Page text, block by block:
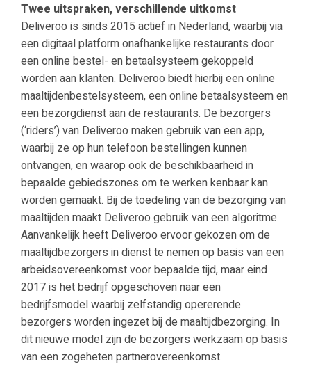
Twee uitspraken, verschillende uitkomst
Deliveroo is sinds 2015 actief in Nederland, waarbij via
een digitaal platform onafhankelijke restaurants door
een online bestel- en betaalsysteem gekoppeld
worden aan klanten. Deliveroo biedt hierbij een online
maaltijdenbestelsysteem, een online betaalsysteem en
een bezorgdienst aan de restaurants. De bezorgers
(‘riders’) van Deliveroo maken gebruik van een app,
waarbij ze op hun telefoon bestellingen kunnen
ontvangen, en waarop ook de beschikbaarheid in
bepaalde gebiedszones om te werken kenbaar kan
worden gemaakt. Bij de toedeling van de bezorging van
maaltijden maakt Deliveroo gebruik van een algoritme.
Aanvankelijk heeft Deliveroo ervoor gekozen om de
maaltijdbezorgers in dienst te nemen op basis van een
arbeidsovereenkomst voor bepaalde tijd, maar eind
2017 is het bedrijf opgeschoven naar een
bedrijfsmodel waarbij zelfstandig opererende
bezorgers worden ingezet bij de maaltijdbezorging. In
dit nieuwe model zijn de bezorgers werkzaam op basis
van een zogeheten partnerovereenkomst.